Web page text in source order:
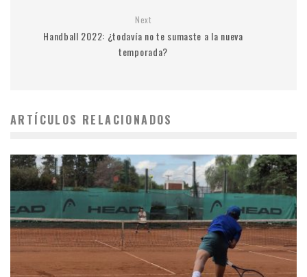
Next
Handball 2022: ¿todavía no te sumaste a la nueva
temporada?
ARTÍCULOS RELACIONADOS